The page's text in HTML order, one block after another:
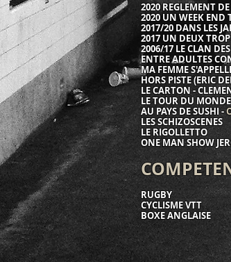
2020 REGLEMENT
2020 UN WEEK END
2017/20 DANS LES
2017 UN DEUX
2006/17 LE CLAN
ENTRE ADULTES
MA FEMME
HORS PISTE (ERIC
LE CARTON -
LE TOUR DU
AU PAYS DE SUSHI -
LES SCHIZOSCENES
LE RIGOLLETTO
ONE MAN SHOW
RUGBY
CYCLISME VTT
BOXE ANGLAISE